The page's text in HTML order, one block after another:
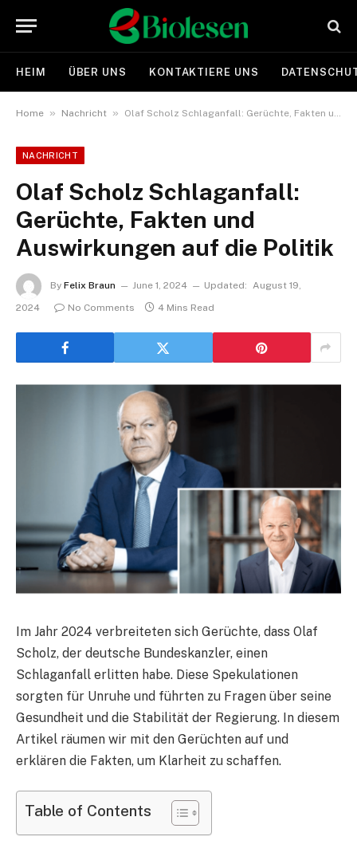
HEIM ÜBER UNS KONTAKTIERE UNS
Home » Nachricht » Olaf Scholz Schlaganfall: Gerüchte, Fakten und Auswirkungen auf die Politik
NACHRICHT
Olaf Scholz Schlaganfall:
Gerüchte, Fakten und
Auswirkungen auf die Politik
By Felix Braun June 1, 2024 Updated: August 19,
2024
No Comments 4 Mins Read
Im Jahr 2024 verbreiteten sich Gerüchte, dass Olaf
Scholz, der deutsche Bundeskanzler, einen
Schlaganfall erlitten habe. Diese Spekulationen
sorgten für Unruhe und führten zu Fragen über seine
Gesundheit und die Stabilität der Regierung. In diesem
Artikel räumen wir mit den Gerüchten auf und
erklären die Fakten, um Klarheit zu schaffen.
Table of Contents